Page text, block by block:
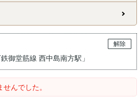
解除
御堂筋線 西中島南方駅 」
んでした。